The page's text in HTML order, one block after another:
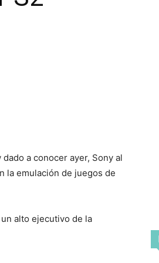
a conocer ayer, Sony al
la emulación de juegos de
alto ejecutivo de la